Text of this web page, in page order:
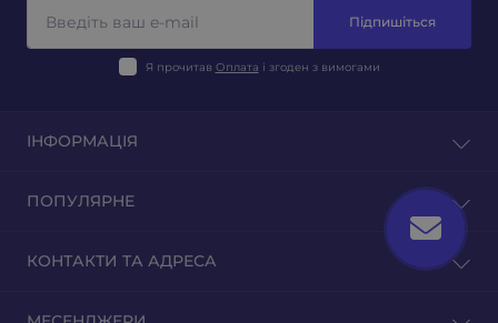
Підпишіться
Я прочитав Оплата і згоден з вимогами
ІНФОРМАЦІЯ
Відгуки
Повернення товару
ПОПУЛЯРНЕ
Тютюн для гільз
КОНТАКТИ ТА АДРЕСА